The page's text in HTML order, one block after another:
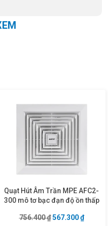
là: 454.050 ₫.
Quạt Hút Âm Trần MPE AFC2-
300 mô tơ bạc đạn độ ồn thấp
756.400₫ Giá gốc là:
567.300₫Giá